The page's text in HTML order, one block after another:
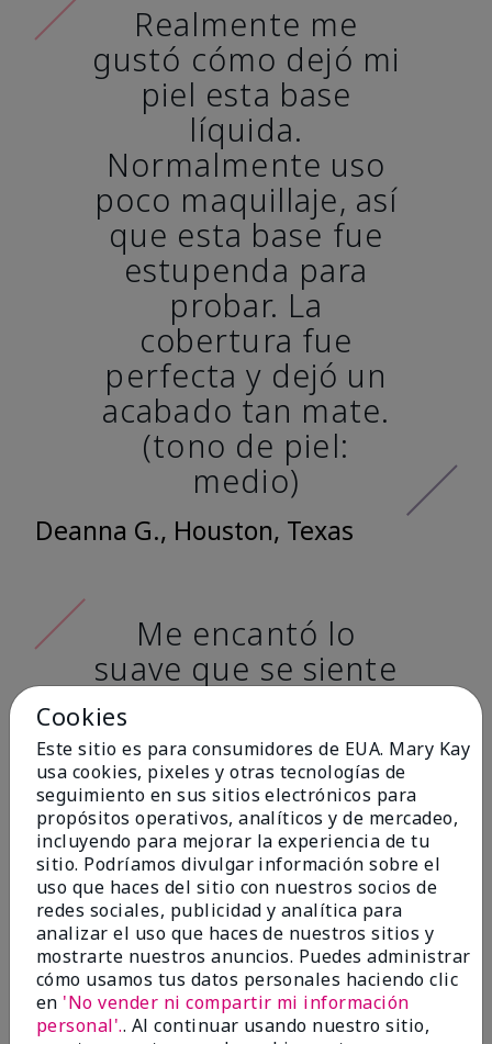
Realmente me
gustó cómo dejó mi
piel esta base
líquida.
Normalmente uso
poco maquillaje, así
que esta base fue
estupenda para
probar. La
cobertura fue
perfecta y dejó un
acabado tan mate.
(tono de piel:
medio)
Deanna G., Houston, Texas
Me encantó lo
suave que se siente
al aplicarla. Tiene
un acabado mate
muy bonito y no se
siente pastosa en la
piel. (tono de piel:
claro)
Ailime A., Tampa, Fla.
Cookies
Este sitio es para consumidores de EUA. Mary Kay
usa cookies, pixeles y otras tecnologías de
seguimiento en sus sitios electrónicos para
propósitos operativos, analíticos y de mercadeo,
incluyendo para mejorar la experiencia de tu
sitio. Podríamos divulgar información sobre el
uso que haces del sitio con nuestros socios de
redes sociales, publicidad y analítica para
analizar el uso que haces de nuestros sitios y
mostrarte nuestros anuncios. Puedes administrar
cómo usamos tus datos personales haciendo clic
en 'No vender ni compartir mi información
personal'.. Al continuar usando nuestro sitio,